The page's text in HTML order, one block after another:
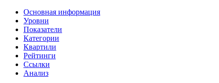
Основная информация
Уровни
Показатели
Категории
Квартили
Рейтинги
Ссылки
Анализ